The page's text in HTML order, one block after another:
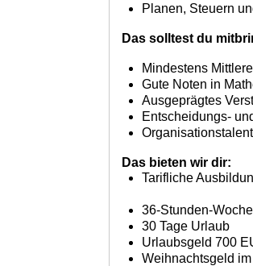
Planen, Steuern
Das solltest du
Mindestens
Gute Noten in
Ausgeprägtes
Entscheidungs-
Organisationstalent
Das bieten wir dir:
Tarifliche
36-Stunden-
30 Tage Urlaub
Urlaubsgeld 700
Weihnachtsgeld